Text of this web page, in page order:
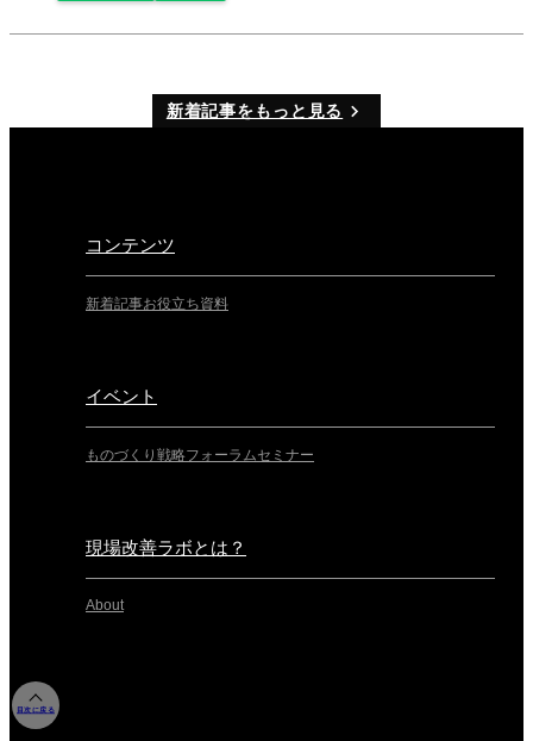
新着記事をもっと見る
コンテンツ
新着記事お役立ち資料
イベント
ものづくり戦略フォーラムセミナー
現場改善ラボとは？
About
目次に戻る